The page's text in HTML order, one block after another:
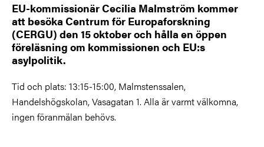
EU-kommissionär Cecilia Malmström kommer
att besöka Centrum för Europaforskning
(CERGU) den 15 oktober och hålla en öppen
föreläsning om kommissionen och EU:s
asylpolitik.
Tid och plats: 13:15-15:00, Malmstenssalen,
Handelshögskolan, Vasagatan 1. Alla är varmt välkomna,
ingen föranmälan behövs.